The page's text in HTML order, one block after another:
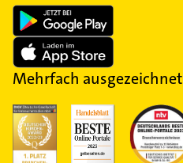
Mehrfach ausgezeichnet